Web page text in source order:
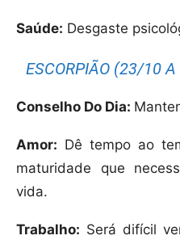
Saúde: Desgaste
ESCORPIÃO (23/10
Conselho Do Dia:
Amor: Dê tempo ao
maturidade que
vida.
Trabalho: Será difícil